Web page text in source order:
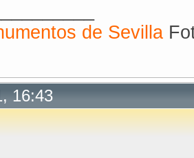
de Sevilla
16:43